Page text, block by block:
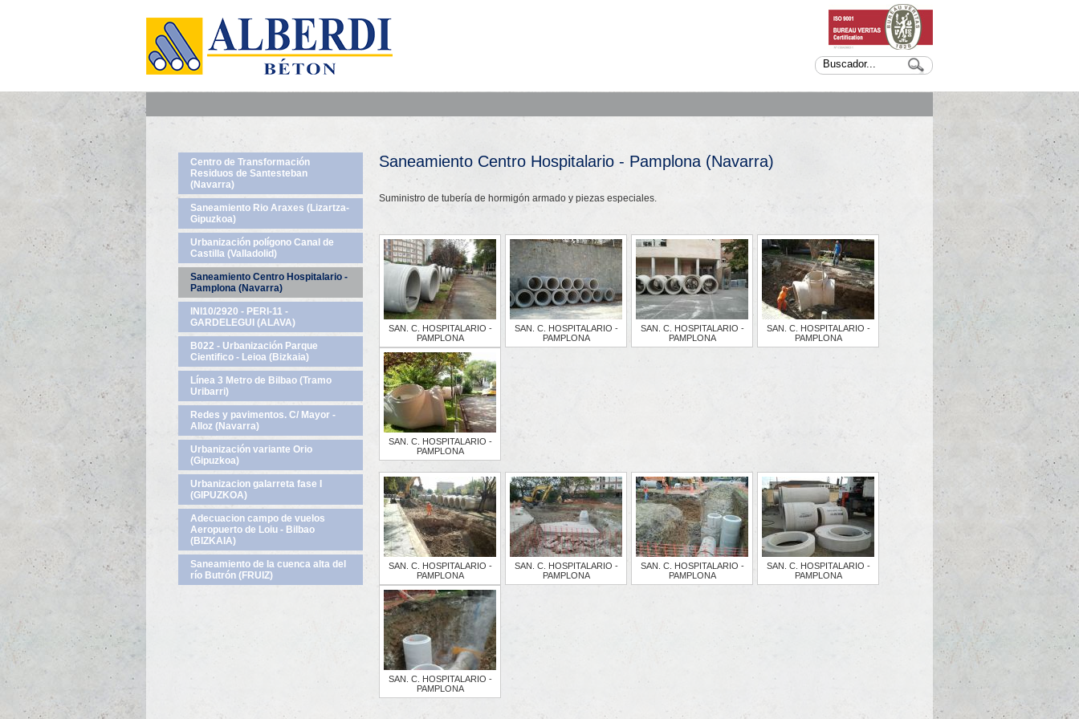
Centro de Transformación
Residuos de Santesteban
(Navarra)
Saneamiento Rio Araxes (Lizartza-
Gipuzkoa)
Urbanización polígono Canal de
Castilla (Valladolid)
Saneamiento Centro Hospitalario -
Pamplona (Navarra)
INI10/2920 - PERI-11 -
GARDELEGUI (ALAVA)
B022 - Urbanización Parque
Cientifico - Leioa (Bizkaia)
Línea 3 Metro de Bilbao (Tramo
Uribarri)
Redes y pavimentos. C/ Mayor -
Alloz (Navarra)
Urbanización variante Orio
(Gipuzkoa)
Urbanizacion galarreta fase I
(GIPUZKOA)
Adecuacion campo de vuelos
Aeropuerto de Loiu - Bilbao
(BIZKAIA)
Saneamiento de la cuenca alta del
río Butrón (FRUIZ)
Saneamiento Centro Hospitalario - Pamplona (Navarra)
Suministro de tubería de hormigón armado y piezas especiales.
SAN. C. HOSPITALARIO -
PAMPLONA
SAN. C. HOSPITALARIO -
PAMPLONA
SAN. C. HOSPITALARIO -
PAMPLONA
SAN. C. HOSPITALARIO -
PAMPLONA
SAN. C. HOSPITALARIO -
PAMPLONA
SAN. C. HOSPITALARIO -
PAMPLONA
SAN. C. HOSPITALARIO -
PAMPLONA
SAN. C. HOSPITALARIO -
PAMPLONA
SAN. C. HOSPITALARIO -
PAMPLONA
SAN. C. HOSPITALARIO -
PAMPLONA